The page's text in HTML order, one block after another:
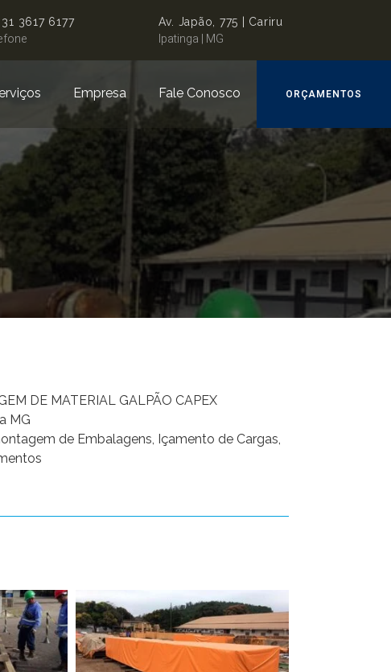
31 3617 6177 Av. Japão, 775 | Cariru
Ipatinga | MG
Empresa Fale Conosco ORÇAMENTOS
DE MATERIAL GALPÃO CAPEX
MG
de Embalagens, Içamento de Cargas,